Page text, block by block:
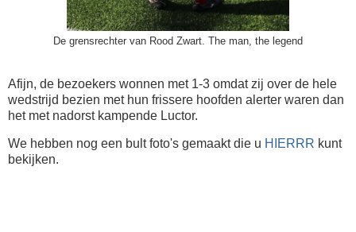
De grensrechter van Rood Zwart. The man, the legend
Afijn, de bezoekers wonnen met 1-3 omdat zij over de hele
wedstrijd bezien met hun frissere hoofden alerter waren dan
het met nadorst kampende Luctor.
We hebben nog een bult foto's gemaakt die u HIERRR kunt
bekijken.